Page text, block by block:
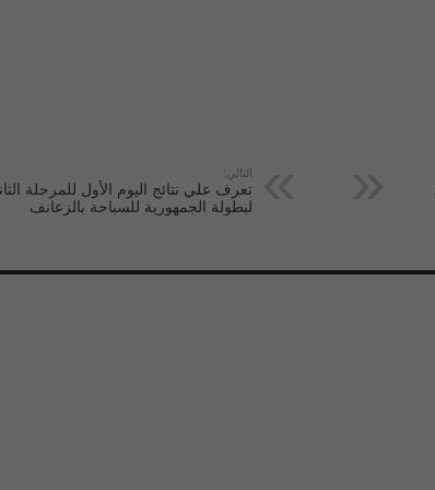
التالي:
تعرف علي نتائج اليوم الأول للمرحلة
لبطولة الجمهورية للسباحة بالزعانف